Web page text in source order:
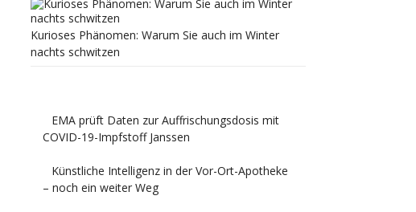
Kurioses Phänomen: Warum Sie auch im Winter
nachts schwitzen
EMA prüft Daten zur Auffrischungsdosis mit
COVID-19-Impfstoff Janssen
Künstliche Intelligenz in der Vor-Ort-Apotheke
– noch ein weiter Weg